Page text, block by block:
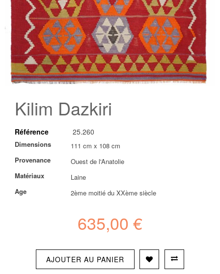
beginning
images
gallery
Kilim Dazkiri
Référence 25.260
Plus
d’information
Dimensions
111 cm x 108 cm
Provenance
Ouest de l'Anatolie
Matériaux
Laine
Age
2ème moitié du XXème siècle
635,00 €
AJOUTER AU PANIER